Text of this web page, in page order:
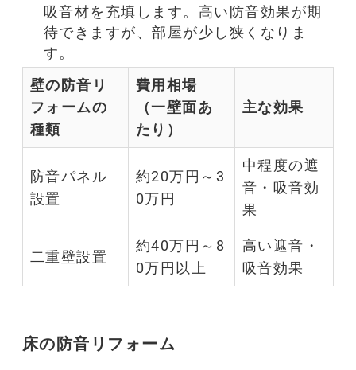
吸音材を充填します。高い防音効果が期
待できますが、部屋が少し狭くなりま
す。
壁の 防音リ
フォームの
種類
費用相場
（一壁面あ
たり）
主な効果
防音パネル
設置
約20万円～3
0万円
中程度の遮
音 ・ 吸音効
果
二重壁設置
約40万円～8
0万円以上
高い遮音 ・
吸音効果
床の 防音リフォーム